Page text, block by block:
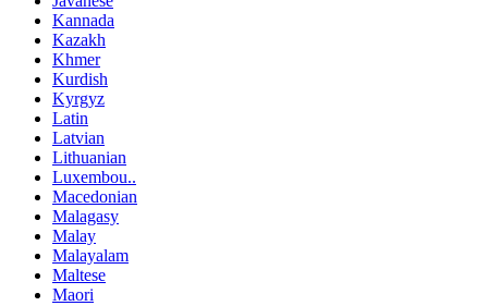
Kannada
Kazakh
Khmer
Kurdish
Kyrgyz
Latin
Latvian
Lithuanian
Luxembou..
Macedonian
Malagasy
Malay
Malayalam
Maltese
Maori